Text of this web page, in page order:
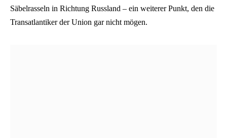
Säbelrasseln in Richtung Russland – ein weiterer Punkt, den die
Transatlantiker der Union gar nicht mögen.